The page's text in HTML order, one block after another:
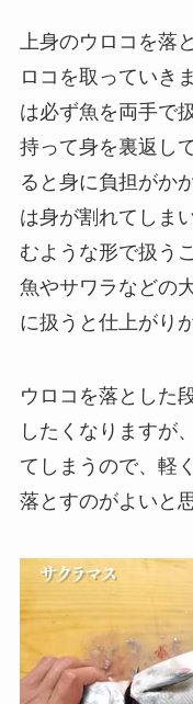
上身のウロコを落
ロコを取っていき
は必ず魚を両手で
持って身を裏返し
ると身に負担がか
は身が割れてしま
むような形で扱う
魚やサワラなどの
に扱うと仕上がり
ウロコを落とした
したくなりますが
てしまうので、軽
落とすのがよいと